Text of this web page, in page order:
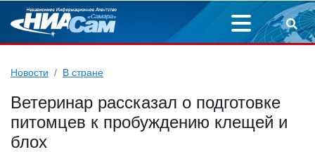
Новости В стране
Ветеринар рассказал о подготовке
питомцев к пробуждению клещей и
блох